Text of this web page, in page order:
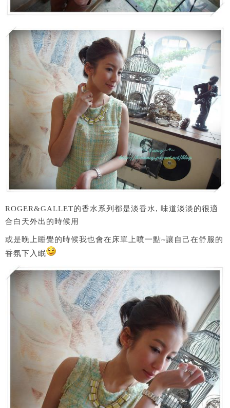
ROGER&GALLET的香水系列都是淡香水, 味道淡淡的很適
合白天外出的時候用
或是晚上睡覺的時候我也會在床單上噴一點~讓自己在舒服的
香氛下入眠